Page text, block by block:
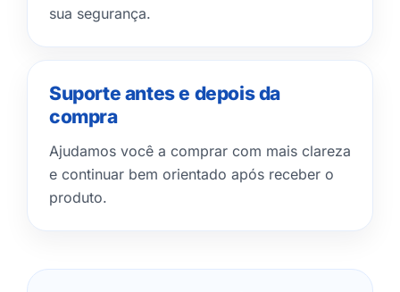
sua segurança.
Suporte antes e depois da
compra
Ajudamos você a comprar com mais clareza
e continuar bem orientado após receber o
produto.